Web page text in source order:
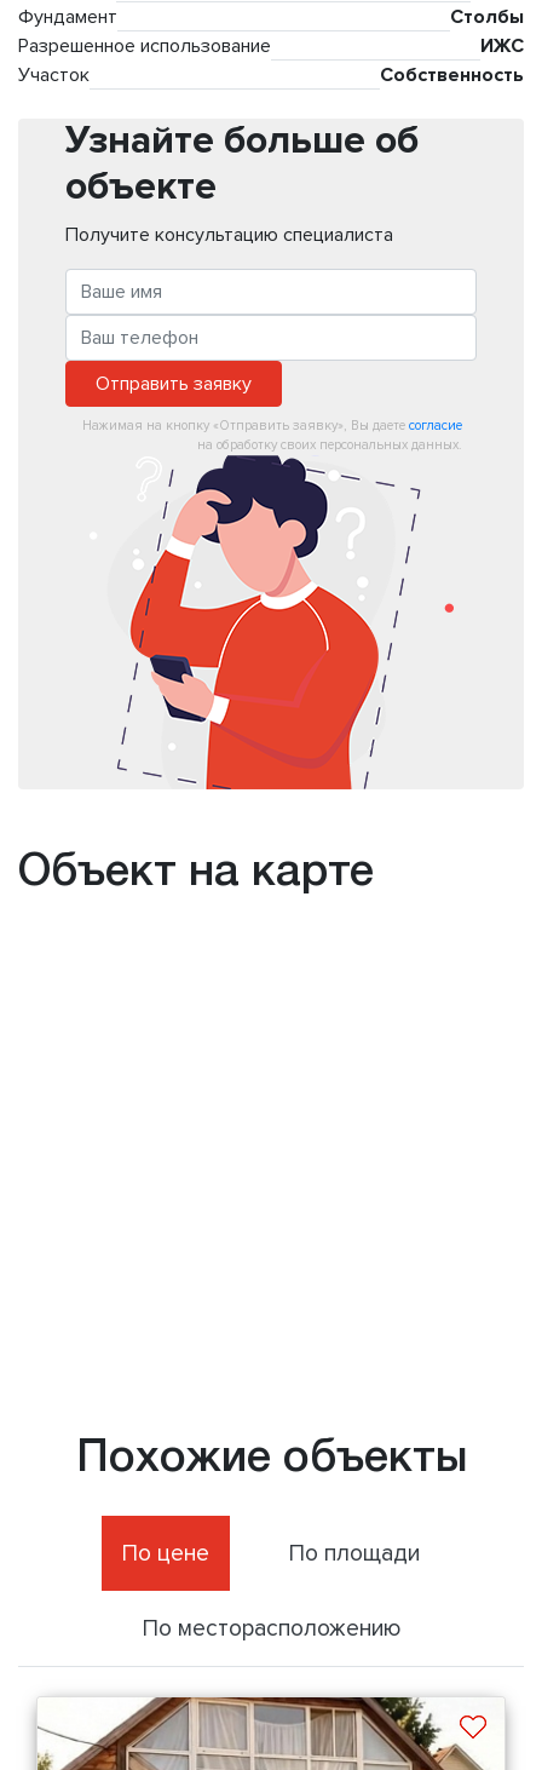
Фундамент
Столбы
Разрешенное использование
ИЖС
Участок
Собственность
Узнайте больше об
объекте
Получите консультацию специалиста
Отправить заявку
Нажимая на кнопку «Отправить заявку», Вы даете согласие
на обработку своих персональных данных.
Объект на карте
Похожие объекты
По цене По площади
По месторасположению